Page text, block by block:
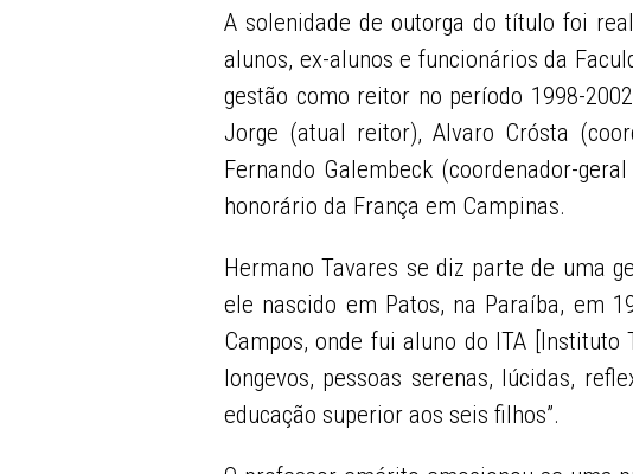
A solenidade de outorga do título foi
alunos, ex-alunos e funcionários da
gestão como reitor no período 1998-
Jorge (atual reitor), Alvaro Crósta
Fernando Galembeck (coordenador-
honorário da França em Campinas.
Hermano Tavares se diz parte de uma
ele nascido em Patos, na Paraíba, em
Campos, onde fui aluno do ITA
longevos, pessoas serenas, lúcidas,
educação superior aos seis filhos”.